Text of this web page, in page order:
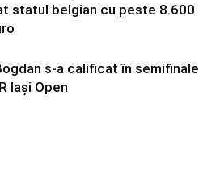
statul belgian cu peste 8.600
s-a calificat în semifinale
Iași Open